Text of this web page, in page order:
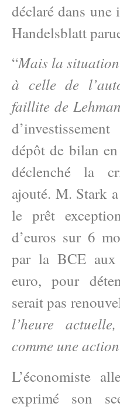
déclaré dans
Handelsblatt
“Mais la
à celle de
faillite de
dépôt de bilan
déclenché la
ajouté. M. Stark
le prêt
d’euros sur 6
par la BCE aux
euro, pour
serait pas
l’heure
comme une
L’économiste
exprimé son